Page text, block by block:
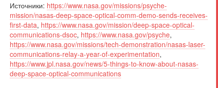
Источники: https://www.nasa.gov/missions/psyche-
mission/nasas-deep-space-optical-comm-demo-sends-receives-
first-data, https://www.nasa.gov/mission/deep-space-optical-
communications-dsoc, https://www.nasa.gov/psyche,
https://www.nasa.gov/missions/tech-demonstration/nasas-laser-
communications-relay-a-year-of-experimentation,
https://www.jpl.nasa.gov/news/5-things-to-know-about-nasas-
deep-space-optical-communications